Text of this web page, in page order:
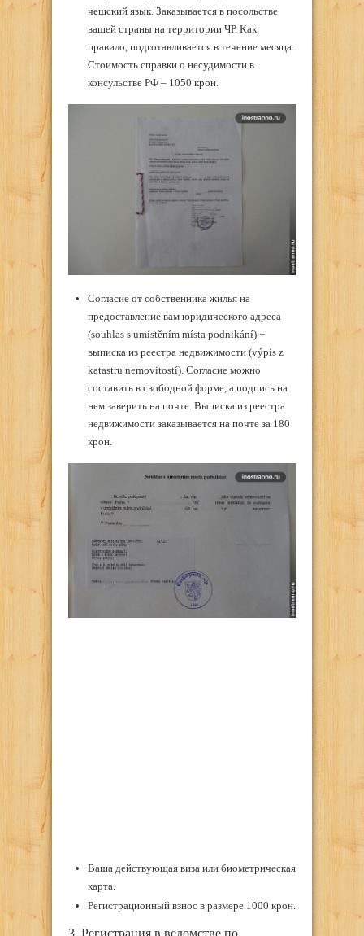
чешский язык. Заказывается в посольстве
вашей страны на территории ЧР. Как
правило, подготавливается в течение месяца.
Стоимость справки о несудимости в
консульстве РФ – 1050 крон.
Согласие от собственника жилья на
предоставление вам юридического адреса
(souhlas s umístěním místa podnikání) +
выписка из реестра недвижимости (výpis z
katastru nemovitostí). Согласие можно
составить в свободной форме, а подпись на
нем заверить на почте. Выписка из реестра
недвижимости заказывается на почте за 180
крон.
Ваша действующая виза или биометрическая
карта.
Регистрационный взнос в размере 1000 крон.